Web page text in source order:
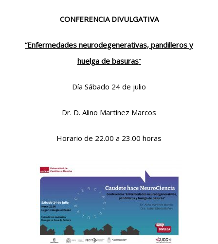
CONFERENCIA DIVULGATIVA
“Enfermedades neurodegenerativas, pandilleros y
huelga de basuras”
Día Sábado 24 de julio
Dr. D. Alino Martínez Marcos
Horario de 22.00 a 23.00 horas